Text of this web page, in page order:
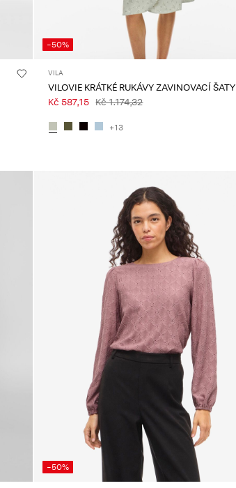
-50%
VILA
VILOVIE KRÁTKÉ RUKÁVY ZAVINOVACÍ ŠATY
Kč 587,15 Kč 1.174,32
+13
-50%